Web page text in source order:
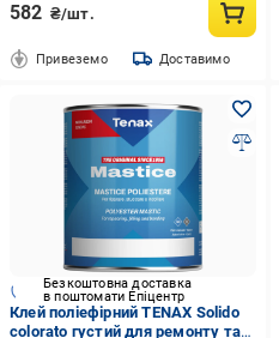
582 ₴/шт.
Привеземо Доставимо
Безкоштовна доставка
в поштомати Епіцентр
Клей поліефірний TENAX Solido
colorato густий для ремонту та